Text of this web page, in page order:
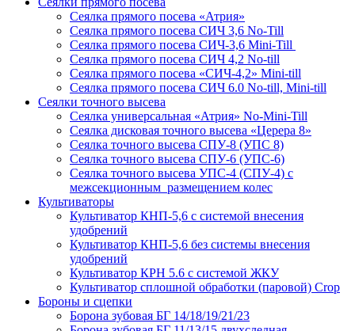
Сеялка прямого посева «Атрия»
Сеялка прямого посева СИЧ 3,6 No-Till
Сеялка прямого посева СИЧ-3,6 Mini-Till
Сеялка прямого посева СИЧ 4,2 No-till
Сеялка прямого посева «СИЧ-4,2» Mini-till
Сеялка прямого посева СИЧ 6.0 No-till, Mini-till
Сеялки точного высева
Сеялка универсальная «Атрия» No-Mini-Till
Сеялка дисковая точного высева «Церера 8»
Сеялка точного высева СПУ-8 (УПС 8)
Сеялка точного высева СПУ-6 (УПС-6)
Сеялка точного высева УПС-4 (СПУ-4) с
межсекционным размещением колес
Культиваторы
Культиватор КНП-5,6 с системой внесения
удобрений
Культиватор КНП-5,6 без системы внесения
удобрений
Культиватор КРН 5.6 с системой ЖКУ
Культиватор сплошной обработки (паровой) Crop
Бороны и сцепки
Борона зубовая БГ 14/18/19/21/23